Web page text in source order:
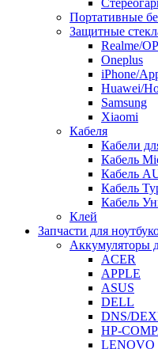
Портативные
Защитные
Realme/
Oneplus
iPhone/
Huawei/
Samsung
Xiaomi
Кабеля
Кабели
Кабель
Кабель
Кабель
Кабель
Клей
Запчасти для
Аккумуляторы
ACER
APPLE
ASUS
DELL
DNS/
HP-
LENOVO